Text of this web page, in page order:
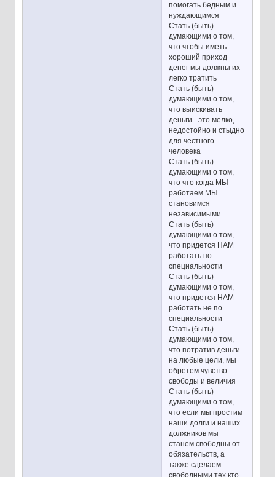
помогать бедным и
нуждающимся
Стать (быть)
думающими о том,
что чтобы иметь
хороший приход
денег мы должны их
легко тратить
Стать (быть)
думающими о том,
что выискивать
деньги - это мелко,
недостойно и стыдно
для честного
человека
Стать (быть)
думающими о том,
что что когда МЫ
работаем МЫ
становимся
независимыми
Стать (быть)
думающими о том,
что придется НАМ
работать по
специальности
Стать (быть)
думающими о том,
что придется НАМ
работать не по
специальности
Стать (быть)
думающими о том,
что потратив деньги
на любые цели, мы
обретем чувство
свободы и величия
Стать (быть)
думающими о том,
что если мы простим
наши долги и наших
должников мы
станем свободны от
обязательств, а
также сделаем